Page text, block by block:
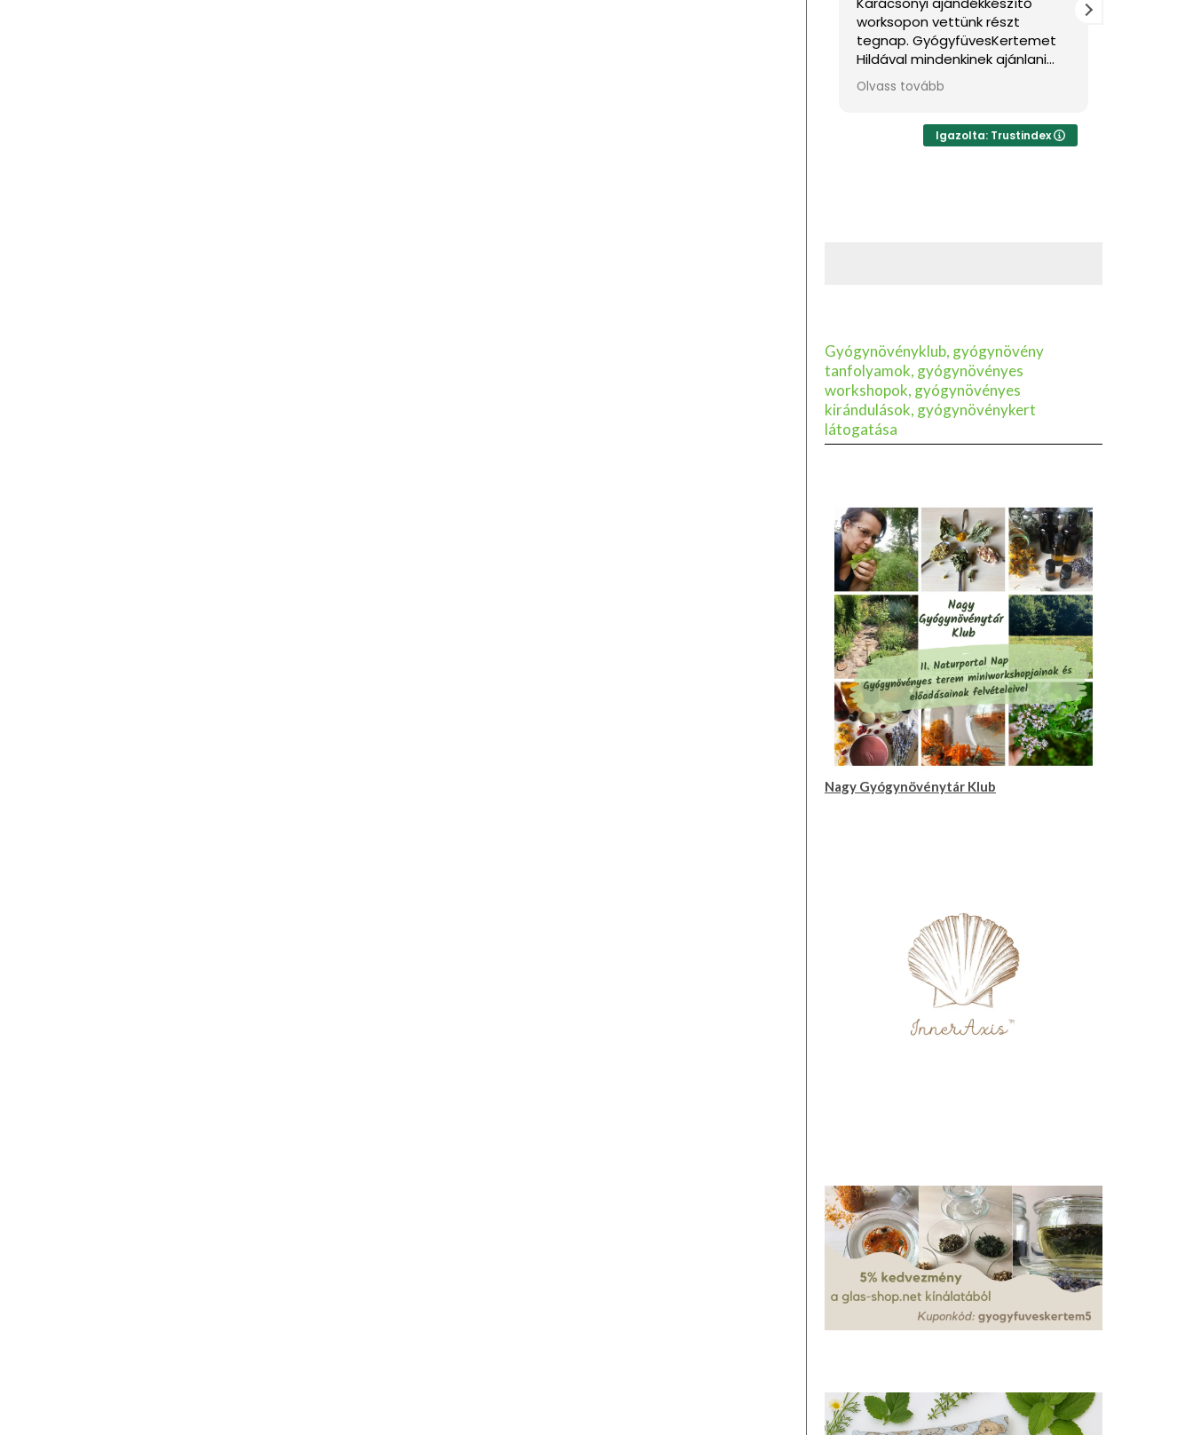
worksopon vettünk részt
tegnap. GyógyfüvesKertemet
Hildával mindenkinek ajánlani
tudom, ha feltöltődésre,
egyben tudásra vágyik kellemes
több csillagot adni, akkor azt
mind adnám.
Olvass tovább
Igazolta: Trustindex
Gyógynövényklub, gyógynövény
tanfolyamok, gyógynövényes
workshopok, gyógynövényes
kirándulások, gyógynövénykert
látogatása
Nagy Gyógynövénytár Klub